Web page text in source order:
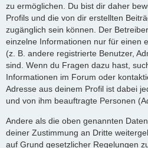
zu ermöglichen. Du bist dir daher
Profils und die von dir erstellten
zugänglich sein können. Der
einzelne Informationen nur für einen
(z. B. andere registrierte Benutzer,
sind. Wenn du Fragen dazu hast,
Informationen im Forum oder
Adresse aus deinem Profil ist dabei
und von ihm beauftragte Personen
Andere als die oben genannten
deiner Zustimmung an Dritte
auf Grund gesetzlicher Regelungen